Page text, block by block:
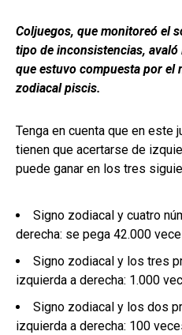
Coljuegos, que monitoreó el
tipo de inconsistencias,
que estuvo compuesta por el
zodiacal piscis.
Tenga en cuenta que en este
tienen que acertarse de
puede ganar en los tres
Signo zodiacal y cuatro
derecha: se pega 42.000
Signo zodiacal y los tres
izquierda a derecha: 1.000
Signo zodiacal y los dos
izquierda a derecha: 100